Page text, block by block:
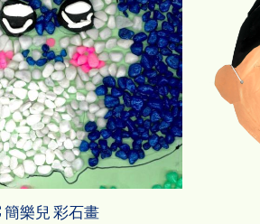
簡樂兒 彩石畫